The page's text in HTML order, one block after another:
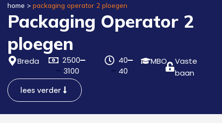
home > packaging operator 2 ploegen
Packaging Operator 2
ploegen
Breda
2500
3100
40
40
MBO
Vaste
baan
lees verder